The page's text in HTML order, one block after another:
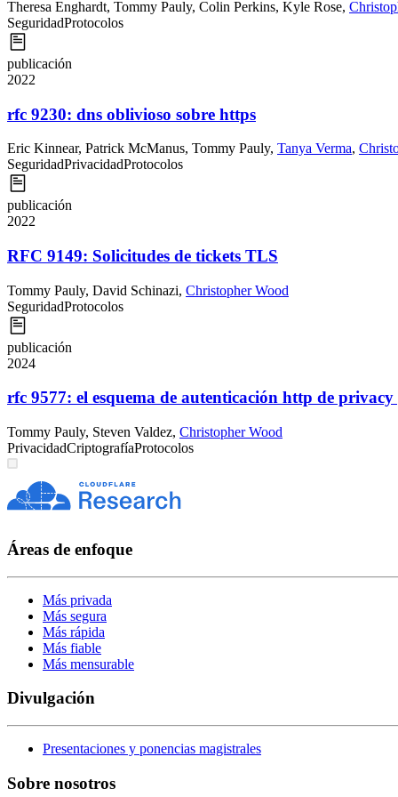
Theresa Enghardt, Tommy Pauly, Colin Perkins, Kyle Rose,
SeguridadProtocolos
publicación
2022
rfc 9230: dns oblivioso sobre https
Eric Kinnear, Patrick McManus, Tommy Pauly, Tanya Verma,
SeguridadPrivacidadProtocolos
publicación
2022
RFC 9149: Solicitudes de tickets TLS
Tommy Pauly, David Schinazi, Christopher Wood
SeguridadProtocolos
publicación
2024
rfc 9577: el esquema de autenticación http de privacy
Tommy Pauly, Steven Valdez, Christopher Wood
PrivacidadCriptografíaProtocolos
Áreas de enfoque
Más privada
Más segura
Más rápida
Más fiable
Más mensurable
Divulgación
Presentaciones y ponencias magistrales
Sobre nosotros